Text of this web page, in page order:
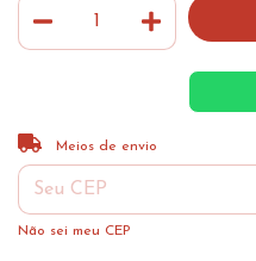
Entregas para o CEP:
Meios de envio
Não sei meu CEP